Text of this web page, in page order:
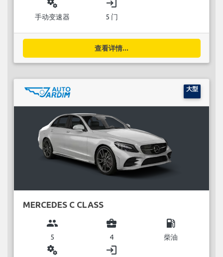
miscellaneous_services
手动变速器
login
5 门
查看详情...
大型
MERCEDES C CLASS
group
5
business_center
4
local_gas_station
柴油
miscellaneous_services login